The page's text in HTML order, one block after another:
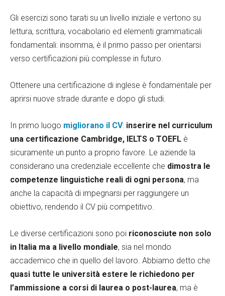
Gli esercizi sono tarati su un livello iniziale e vertono su
lettura, scrittura, vocabolario ed elementi grammaticali
fondamentali: insomma, è il primo passo per orientarsi
verso certificazioni più complesse in futuro.
Ottenere una certificazione di inglese è fondamentale per
aprirsi nuove strade durante e dopo gli studi.
In primo luogo migliorano il CV: inserire nel curriculum
una certificazione Cambridge, IELTS o TOEFL è
sicuramente un punto a proprio favore. Le aziende la
considerano una credenziale eccellente che dimostra le
competenze linguistiche reali di ogni persona, ma
anche la capacità di impegnarsi per raggiungere un
obiettivo, rendendo il CV più competitivo.
Le diverse certificazioni sono poi riconosciute non solo
in Italia ma a livello mondiale, sia nel mondo
accademico che in quello del lavoro. Abbiamo detto che
quasi tutte le università estere le richiedono per
l’ammissione a corsi di laurea o post-laurea, ma è